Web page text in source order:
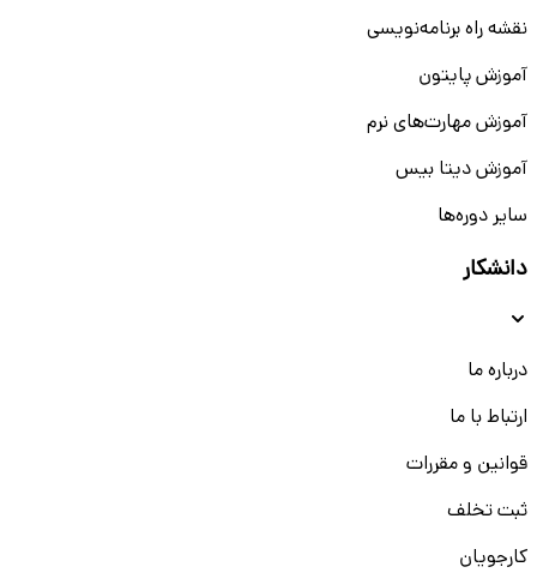
نقشه راه برنامه‌نویسی
آموزش پایتون
آموزش مهارت‌های نرم
آموزش دیتا بیس
سایر دوره‌ها
دانشکار
درباره ما
ارتباط با ما
قوانین و مقررات
ثبت تخلف
کارجویان